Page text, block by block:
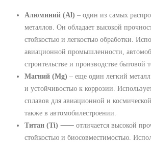
Алюминий (Al) ‒ один из самых
металлов. Он обладает высокой
стойкостью и легкостью обработки.
авиационной промышленности,
строительстве и производстве бытовой
Магний (Mg) ‒ еще один легкий
и устойчивостью к коррозии.
сплавов для авиационной и
также в автомобилестроении.
Титан (Ti) ⸺ отличается высокой
стойкостью и биосовместимостью.